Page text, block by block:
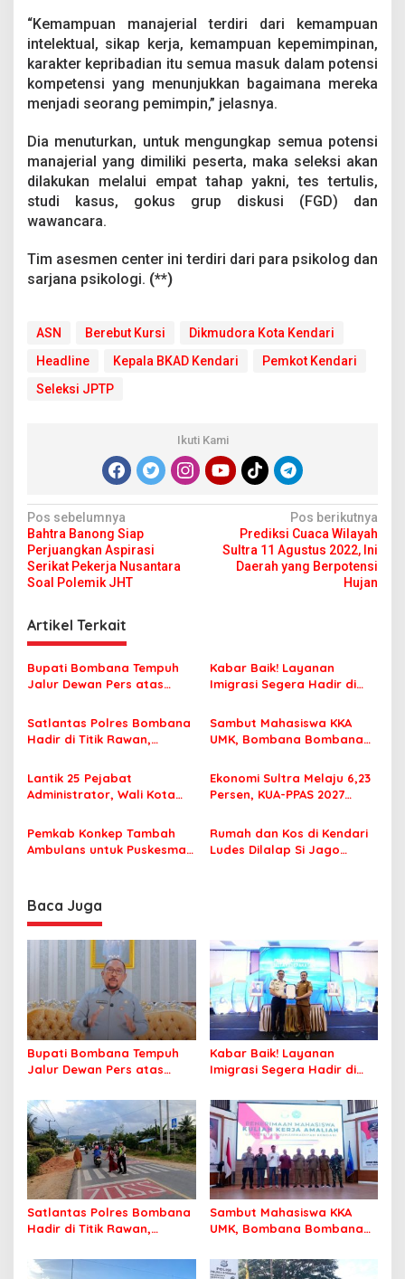
“Kemampuan manajerial terdiri dari kemampuan
intelektual, sikap kerja, kemampuan kepemimpinan,
karakter kepribadian itu semua masuk dalam potensi
kompetensi yang menunjukkan bagaimana mereka
menjadi seorang pemimpin,” jelasnya.
Dia menuturkan, untuk mengungkap semua potensi
manajerial yang dimiliki peserta, maka seleksi akan
dilakukan melalui empat tahap yakni, tes tertulis,
studi kasus, gokus grup diskusi (FGD) dan
wawancara.
Tim asesmen center ini terdiri dari para psikolog dan
sarjana psikologi. (**)
ASN Berebut Kursi
Dikmudora Kota Kendari
Headline
Kepala BKAD Kendari
Pemkot Kendari
Seleksi JPTP
Ikuti Kami
N
a
v
i
g
a
s
i
p
o
s
Pos sebelumnya
Bahtra Banong Siap
Perjuangkan Aspirasi
Serikat Pekerja Nusantara
Soal Polemik JHT
Pos berikutnya
Prediksi Cuaca Wilayah
Sultra 11 Agustus 2022, Ini
Daerah yang Berpotensi
Hujan
Artikel Terkait
Bupati Bombana Tempuh
Jalur Dewan Pers atas
Korupsi Jembatan Cirauci II
Kabar Baik! Layanan
Imigrasi Segera Hadir di
Perlu Lagi ke Kendari
Satlantas Polres Bombana
Hadir di Titik Rawan,
Sekolah dengan Aman
Sambut Mahasiswa KKA
UMK, Bombana Bombana
Sasaran
Lantik 25 Pejabat
Administrator, Wali Kota
Berintegritas dan
Profesional Layani
Ekonomi Sultra Melaju 6,23
Persen, KUA-PPAS 2027
Pemkab Konkep Tambah
Ambulans untuk Puskesmas
Rumah dan Kos di Kendari
Ludes Dilalap Si Jago
Baca Juga
Bupati Bombana Tempuh
Jalur Dewan Pers atas
Korupsi Jembatan Cirauci II
Kabar Baik! Layanan
Imigrasi Segera Hadir di
Perlu Lagi ke Kendari
Satlantas Polres Bombana
Hadir di Titik Rawan,
Sekolah dengan Aman
Sambut Mahasiswa KKA
UMK, Bombana Bombana
Sasaran